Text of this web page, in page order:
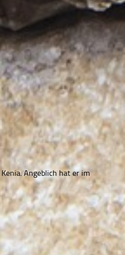
Angeblich hat er im